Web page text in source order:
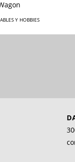
Y HOBBIES